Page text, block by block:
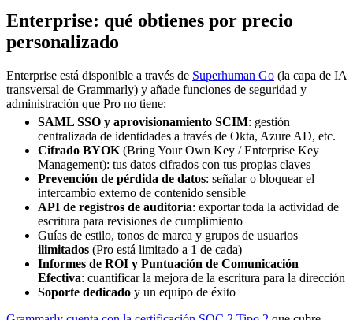
Enterprise: qué obtienes por precio
personalizado
Enterprise está disponible a través de Superhuman Go (la capa de IA
transversal de Grammarly) y añade funciones de seguridad y
administración que Pro no tiene:
SAML SSO y aprovisionamiento SCIM: gestión
centralizada de identidades a través de Okta, Azure AD, etc.
Cifrado BYOK (Bring Your Own Key / Enterprise Key
Management): tus datos cifrados con tus propias claves
Prevención de pérdida de datos: señalar o bloquear el
intercambio externo de contenido sensible
API de registros de auditoría: exportar toda la actividad de
escritura para revisiones de cumplimiento
Guías de estilo, tonos de marca y grupos de usuarios
ilimitados (Pro está limitado a 1 de cada)
Informes de ROI y Puntuación de Comunicación
Efectiva: cuantificar la mejora de la escritura para la dirección
Soporte dedicado y un equipo de éxito